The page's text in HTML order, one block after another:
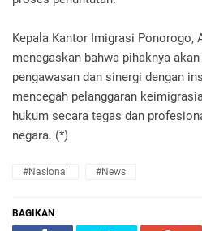
Kepala Kantor Imigrasi Ponorogo,
menegaskan bahwa pihaknya
pengawasan dan sinergi dengan
mencegah pelanggaran
hukum secara tegas dan
negara. (*)
#Nasional #News
BAGIKAN